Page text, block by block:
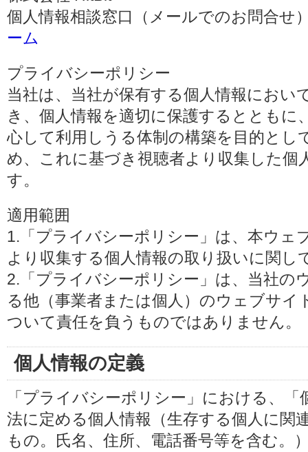
個人情報相談窓口（メールでのお問合せ
ーム
プライバシーポリシー
当社は、当社が保有する個人情報におい
き、個人情報を適切に保護するとともに
心して利用しうる体制の構築を目的とし
め、これに基づき視聴者より収集した個
す。
適用範囲
1.「プライバシーポリシー」は、本ウェ
より収集する個人情報の取り扱いに関し
2.「プライバシーポリシー」は、当社の
る他（事業者または個人）のウェブサイ
ついて責任を負うものではありません。
個人情報の定義
「プライバシーポリシー」における、
法に定める個人情報（生存する個人に関
もの。氏名、住所、電話番号等を含む。